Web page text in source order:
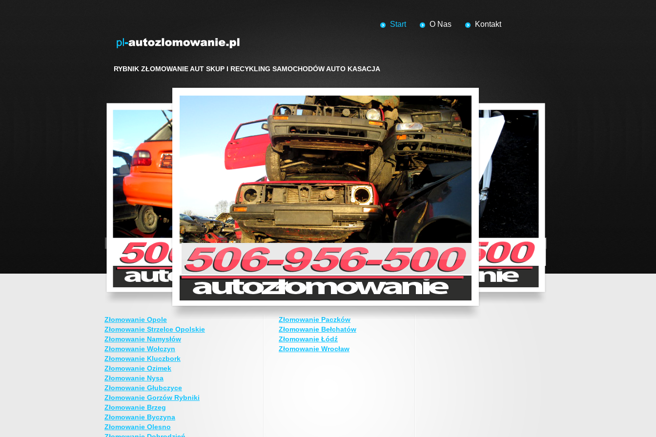
RYBNIK ZŁOMOWANIE AUT SKUP I RECYKLING SAMOCHODÓW AUTO KASACJA
Start O Nas Kontakt
Złomowanie Opole
Złomowanie Strzelce Opolskie
Złomowanie Namysłów
Złomowanie Wołczyn
Złomowanie Kluczbork
Złomowanie Ozimek
Złomowanie Nysa
Złomowanie Głubczyce
Złomowanie Gorzów Rybniki
Złomowanie Brzeg
Złomowanie Byczyna
Złomowanie Olesno
Złomowanie Paczków
Złomowanie Bełchatów
Złomowanie Łódź
Złomowanie Wrocław